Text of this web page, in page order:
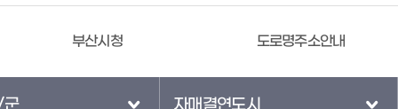
부산시청 도로명주소안내
군 자매결연도시